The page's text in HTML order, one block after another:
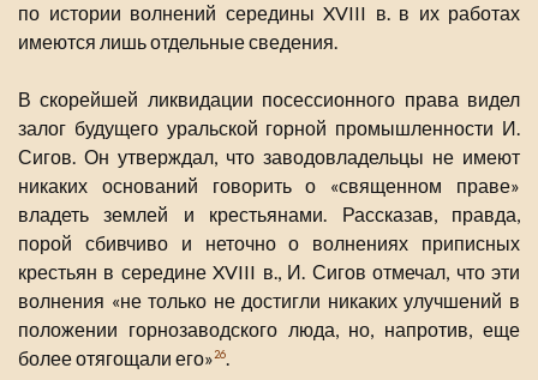
по истории волнений середины XVIII в. в их работах
имеются лишь отдельные сведения.
В скорейшей ликвидации посессионного права видел
залог будущего уральской горной промышленности И.
Сигов. Он утверждал, что заводовладельцы не имеют
никаких оснований говорить о «священном праве»
владеть землей и крестьянами. Рассказав, правда,
порой сбивчиво и неточно о волнениях приписных
крестьян в середине XVIII в., И. Сигов отмечал, что эти
волнения «не только не достигли никаких улучшений в
положении горнозаводского люда, но, напротив, еще
более отягощали его»26.